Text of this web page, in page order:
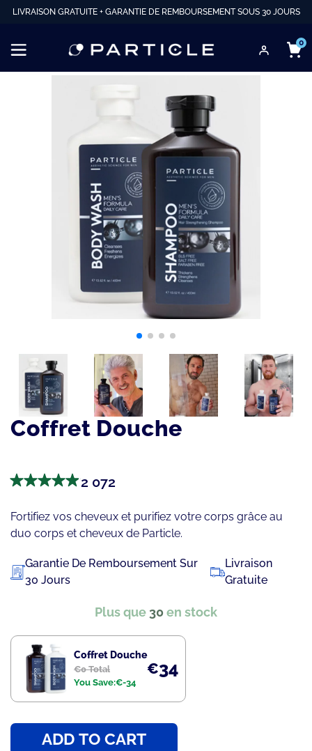
LIVRAISON GRATUITE + GARANTIE DE REMBOURSEMENT SOUS 30 JOURS
0
Coffret Douche
2 072
Fortifiez vos cheveux et purifiez votre corps grâce au
duo corps et cheveux de Particle.
Garantie De Remboursement Sur
30 Jours
Livraison
Gratuite
Plus que 30 en stock
€34
Coffret Douche
€0 Total
You Save:€-34
ADD TO CART